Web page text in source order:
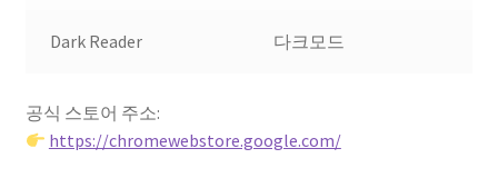
Dark Reader 다크모드
공식 스토어 주소:
https://chromewebstore.google.com/